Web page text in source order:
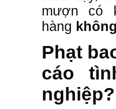
mượn có
hàng
Phạt
cáo
nghiệp?